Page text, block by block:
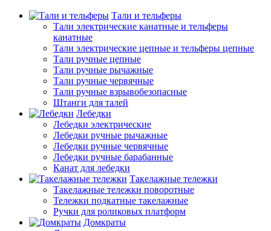
Тали и тельферы
Тали электрические канатные и тельферы
канатные
Тали электрические цепные и тельферы цепные
Тали ручные цепные
Тали ручные рычажные
Тали ручные червячные
Тали ручные взрывобезопасные
Штанги для талей
Лебедки
Лебедки электрические
Лебедки ручные рычажные
Лебедки ручные червячные
Лебедки ручные барабанные
Канат для лебедки
Такелажные тележки
Такелажные тележки поворотные
Тележки подкатные такелажные
Ручки для роликовых платформ
Домкраты